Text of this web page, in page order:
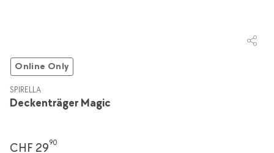
Online Only
Deckenträger Magic
SPIRELLA
CHF 2990